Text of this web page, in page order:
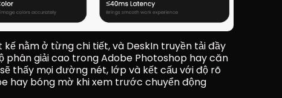
kế nằm ở từng chi tiết, và DeskIn truyền tải đầy
phân giải cao trong Adobe Photoshop hay căn
thấy mọi đường nét, lớp và kết cấu với độ rõ
hay bóng mờ khi xem trước chuyển động